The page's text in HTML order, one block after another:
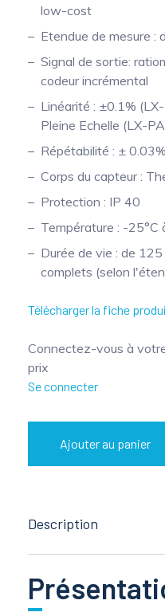
low-cost
Etendue de mesure :
Signal de sortie:
codeur incrémental
Linéarité : ±0.1%
Pleine Echelle (LX-
Répétabilité : ±
Corps du capteur :
Protection : IP 40
Température : -25°C
Durée de vie : de
complets (selon
Télécharger la fiche
Connectez-vous à
prix
Se connecter
Ajouter au panier
Description